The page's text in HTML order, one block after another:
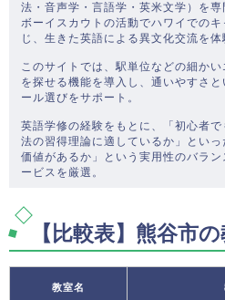
法・音声学・言語学・英米文学）を専
ボーイスカウトの活動でハワイでの
じ、生きた英語による異文化交流を体
このサイトでは、駅単位などの細か
を探せる機能を導入し、通いやすさ
ール選びをサポート。
英語学修の経験をもとに、「初心者
法の習得理論に適しているか」とい
価値があるか」という実用性のバラ
ービスを厳選。
【比較表】熊谷市
教室名